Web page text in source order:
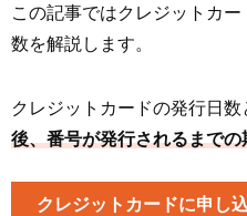
この記事ではクレジットカ
数を解説します。
クレジットカードの発行日数
後、番号が発行されるまでの
クレジットカードに申し